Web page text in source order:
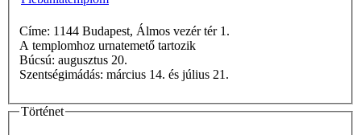
Címe: 1144 Budapest, Álmos vezér tér 1.
A templomhoz urnatemető tartozik
Búcsú: augusztus 20.
Szentségimádás: március 14. és július 21.
Történet